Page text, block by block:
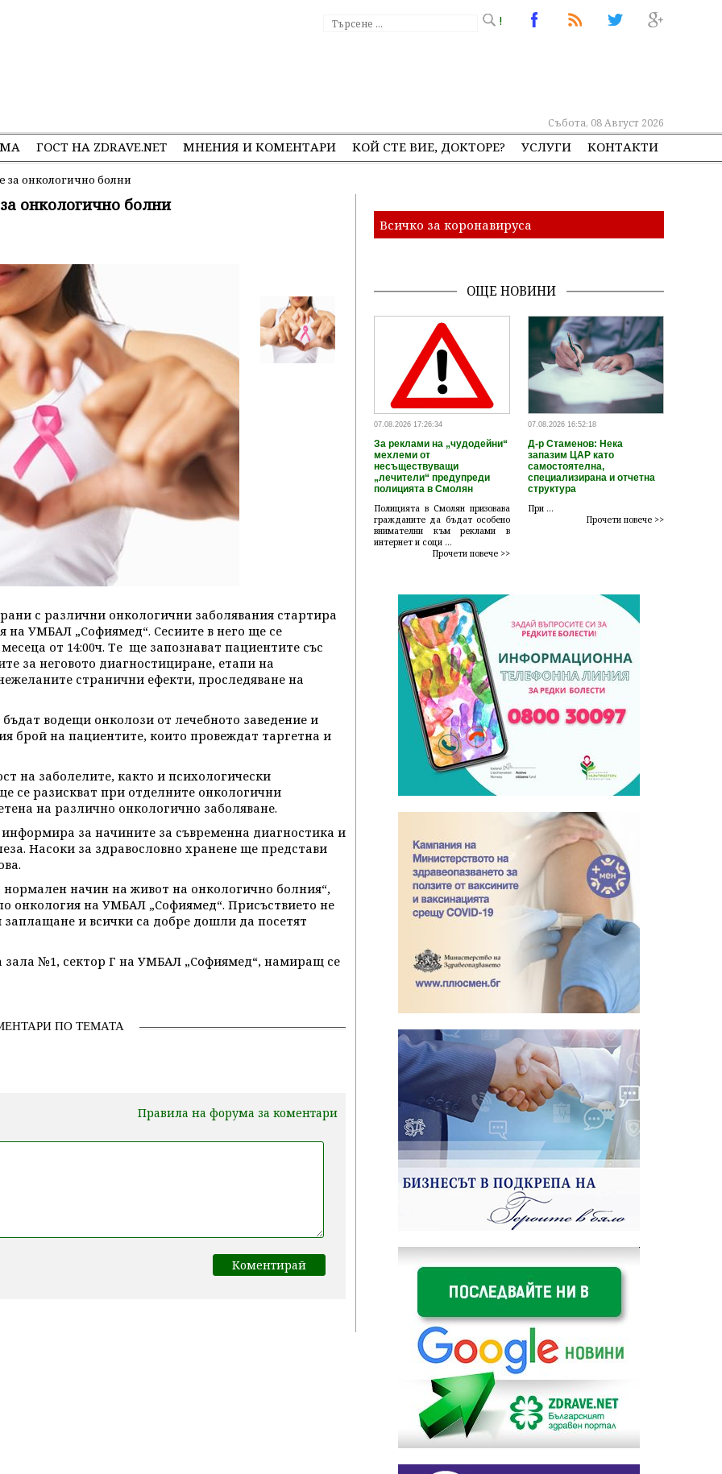
!
Събота, 08 Август 2026
ГОСТ НА ZDRAVE.NET МНЕНИЯ И КОМЕНТАРИ КОЙ СТЕ ВИЕ, ДОКТОРЕ? УСЛУГИ КОНТАКТИ
онкологично болни
онкологично болни
с различни онкологични заболявания стартира
УМБАЛ „Софиямед“. Сесиите в него ще се
от 14:00ч. Те ще запознават пациентите със
за неговото диагностициране, етапи на
странични ефекти, проследяване на
водещи онколози от лечебното заведение и
брой на пациентите, които провеждат таргетна и
на заболелите, както и психологически
се разискват при отделните онкологични
на различно онкологично заболяване.
за начините за съвременна диагностика и
Насоки за здравословно хранене ще представи
начин на живот на онкологично болния“,
онкология на УМБАЛ „Софиямед“. Присъствието не
и всички са добре дошли да посетят
№1, сектор Г на УМБАЛ „Софиямед“, намиращ се
ПО ТЕМАТА
Правила на форума за коментари
Всичко за коронавируса
ОЩЕ НОВИНИ
07.08.2026 17:26:34
За реклами на „чудодейни“
мехлеми от
несъществуващи
„лечители“ предупреди
полицията в Смолян
Полицията в Смолян призовава
гражданите да бъдат особено
внимателни към реклами в
интернет и соци ...
Прочети повече >>
07.08.2026 16:52:18
Д-р Стаменов: Нека
запазим ЦАР като
самостоятелна,
специализирана и отчетна
структура
При ...
Прочети повече >>